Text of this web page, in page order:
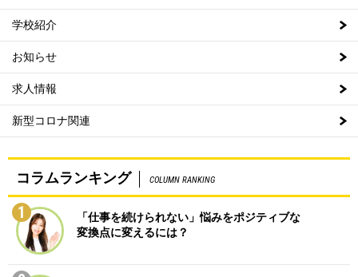
学校紹介
お知らせ
求人情報
新型コロナ関連
コラムランキング COLUMN RANKING
1
「仕事を続けられない」悩みをポジティブな
変換点に変えるには？